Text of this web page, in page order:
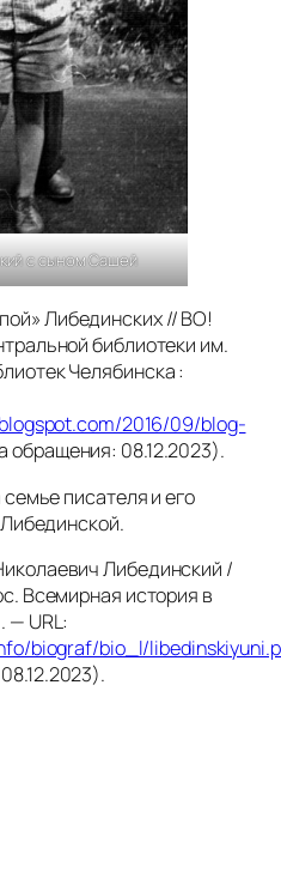
с сыном Сашей
Либединских // ВО!
библиотеки им.
Челябинска :
2016/09/blog-
обращения: 08.12.2023).
писателя и его
Либединский /
Всемирная история в
— URL:
biograf/bio_l/